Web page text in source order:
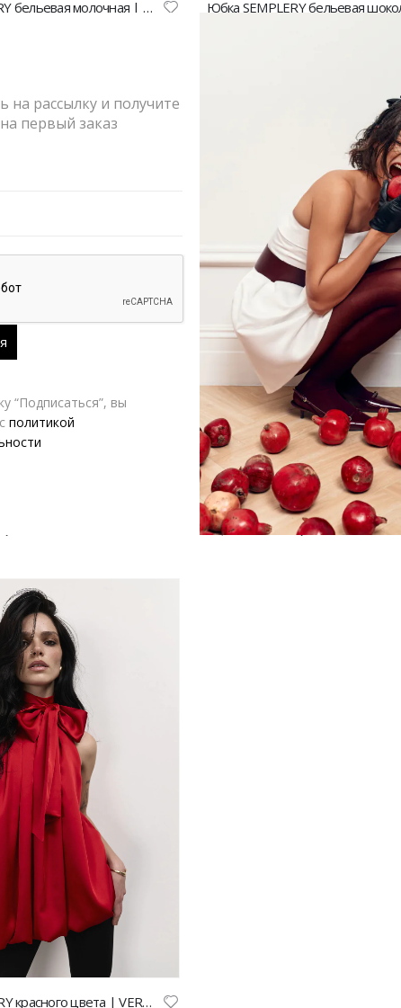
Юбка SEMPLERY бельевая молочная | VERESK studio
15,000.00₽ 13,500.00₽
Блуза SEMPLERY красного цвета | VERESK studio
на рассылку и получите
первый заказ
“Подписаться”, вы
политикой